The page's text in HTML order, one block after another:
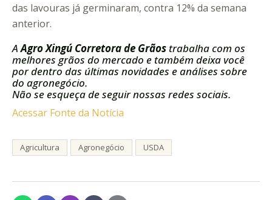
das lavouras já germinaram, contra 12% da semana
anterior.
AAgro Xingú Corretora de Grãos trabalha com os
melhores grãos do mercado e também deixa você
por dentro das últimas novidades e análises sobre
do agronegócio.
Não se esqueça de seguir nossas redes sociais.
Acessar Fonte da Notícia
Agricultura Agronegócio USDA